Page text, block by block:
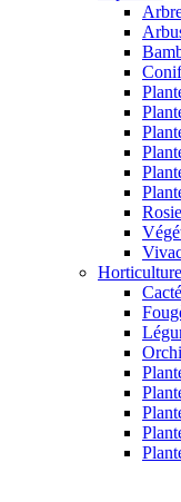
Horticulture